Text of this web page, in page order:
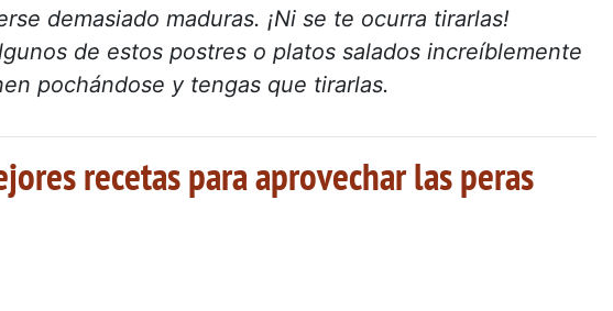
demasiado maduras. ¡Ni se te ocurra tirarlas!
de estos postres o platos salados increíblemente
pochándose y tengas que tirarlas.
recetas para aprovechar las peras